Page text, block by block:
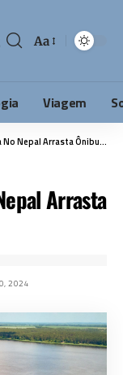
Aa
Viagem
Arrasta Ônibus Para o Rio
Arrasta
2024